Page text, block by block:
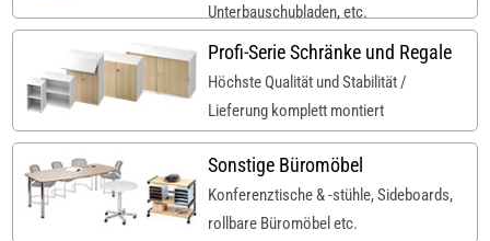
Unterbauschubladen, etc.
Profi-Serie Schränke und Regale
Höchste Qualität und Stabilität /
Lieferung komplett montiert
Sonstige Büromöbel
Konferenztische & -stühle, Sideboards,
rollbare Büromöbel etc.